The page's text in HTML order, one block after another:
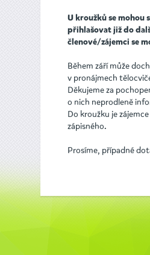
U kroužků se mohou
přihlašovat již do
členové/zájemci se
Během září může
v pronájmech
Děkujeme za
o nich neprodleně
Do kroužku je
zápisného.
Prosíme, případné